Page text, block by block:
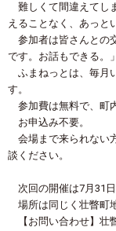
難しくて間違えてし
えることなく、あっと
参加者は皆さんとの
です。お話もできる。
ふまねっとは、毎月
す。
参加費は無料で、町
お申込み不要。
会場まで来られない
談ください。
次回の開催は7月31
場所は同じく壮瞥町
【お問い合わせ】壮